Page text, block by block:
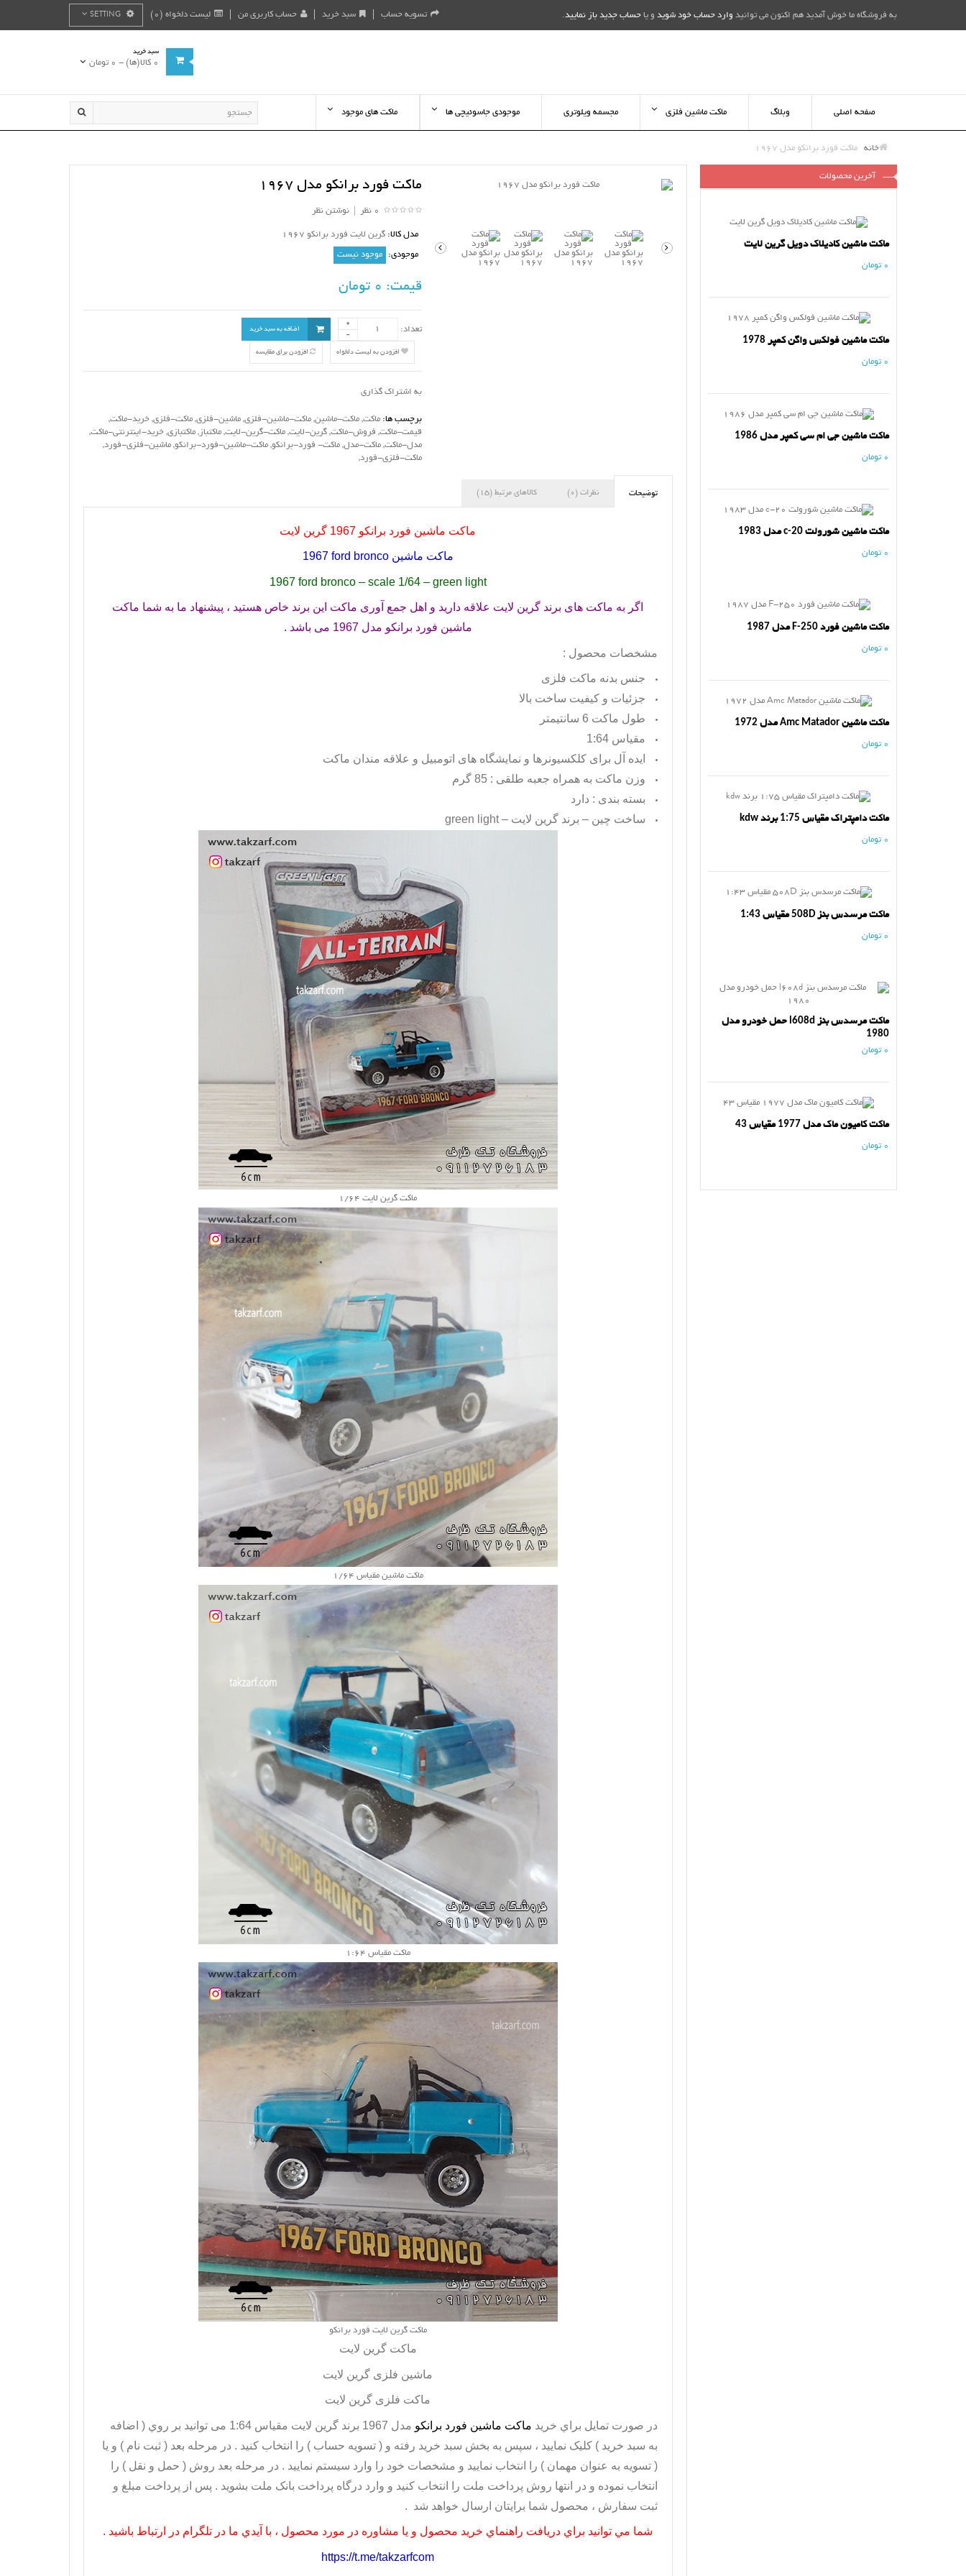
به فروشگاه ما خوش آمدید هم اکنون می توانید وارد حساب خود شوید و یا حساب جدید باز نمایید. لیست دلخواه (0) حساب کاربری من سبد خرید تسویه حساب SETTING
سبد خرید
0 کالا(ها) - 0 تومان
صفحه اصلی وبلاگ ماکت ماشین فلزی مجسمه ویلوتری موجودی جاسوئیچی ها ماکت های موجود
خانه ماکت فورد برانکو مدل 1967
آخرین محصولات
ماکت ماشین کادیلاک دویل گرین لایت
0 تومان
ماکت ماشین فولکس واگن کمپر 1978
0 تومان
ماکت ماشین جی ام سی کمپر مدل 1986
0 تومان
ماکت ماشین شورولت c-20 مدل 1983
0 تومان
ماکت ماشین فورد F-250 مدل 1987
0 تومان
ماکت ماشین Amc Matador مدل 1972
0 تومان
ماکت دامپتراک مقیاس 1:75 برند kdw
0 تومان
ماکت مرسدس بنز 508D مقیاس 1:43
0 تومان
ماکت مرسدس بنز l608d حمل خودرو مدل
1980
0 تومان
ماکت کامیون ماک مدل 1977 مقیاس 43
0 تومان
ماکت فورد برانکو مدل 1967
0 نظر |نوشتن نظر
مدل کالا: گرین لایت فورد برانکو 1967
موجودی: موجود نیست
قیمت:
تعداد: اضافه به سبد خرید
افزودن به لیست دلخواه افزودن برای مقایسه
به اشتراک گذاری
برچسب ها: ماکت,ماکت-ماشین,ماکت-ماشین-فلزی,ماشین-فلزی,ماکت-فلزی,خرید-ماکت,
قیمت-ماکت, فروش-ماکت,گرین-لایت,ماکت-گرین-لایت,ماکتباز,ماکتبازی,خرید-اینترنتی-ماکت,
مدل-ماکت,ماکت-مدل,ماکت- فورد-برانکو,ماکت-ماشین-فورد-برانکو,ماشین-فلزی-فورد,
ماکت-فلزی-فورد,
توضیحات نظرات (0) کالاهای مرتبط (15)
ماکت ماشین فورد برانکو 1967 گرین لایت
ماکت ماشین1967 ford bronco
1967 ford bronco – scale 1/64 – green light
اگر به ماکت های برند گرین لایت علاقه دارید و اهل جمع آوری ماکت این برند خاص هستید ، پیشنهاد ما به شما ماکت
ماشین فورد برانکو مدل 1967 می باشد .
مشخصات محصول :
جنس بدنه ماکت فلزی
جزئیات و کیفیت ساخت بالا
طول ماکت 6 سانتیمتر
مقیاس 1:64
ایده آل برای کلکسیونرها و نمایشگاه های اتومبیل و علاقه مندان ماکت
وزن ماکت به همراه جعبه طلقی : 85 گرم
بسته بندی : دارد
ساخت چین – برند گرین لایت –green light
ماکت گرین لایت 1/64
ماکت ماشین مقیاس 1/64
ماکت مقیاس 1:64
ماکت گرین لایت فورد برانکو
ماکت گرین لایت
ماشین فلزی گرین لایت
ماکت فلزی گرین لایت
در صورت تمايل براي خريد ماکت ماشین فورد برانکو
مدل 1967 برند گرین لایت مقیاس 1:64 می توانيد بر روي ( اضافه
به سبد خريد ) کليک نماييد ، سپس به بخش سبد خريد رفته و ( تسويه حساب ) را انتخاب کنيد . در مرحله بعد ( ثبت نام ) و يا
( تسويه به عنوان مهمان ) را انتخاب نماييد و مشخصات خود را وارد سيستم نماييد . در مرحله بعد روش ( حمل و نقل ) را
انتخاب نموده و در انتها روش پرداخت ملت را انتخاب کنيد و وارد درگاه پرداخت بانک ملت بشويد . پس از پرداخت مبلغ و
ثبت سفارش ، محصول شما برايتان ارسال خواهد شد .
شما مي توانيد براي دريافت راهنماي خريد محصول و يا مشاوره در مورد محصول ، با آيدي ما در تلگرام در ارتباط باشيد .
https://t.me/takzarfcom